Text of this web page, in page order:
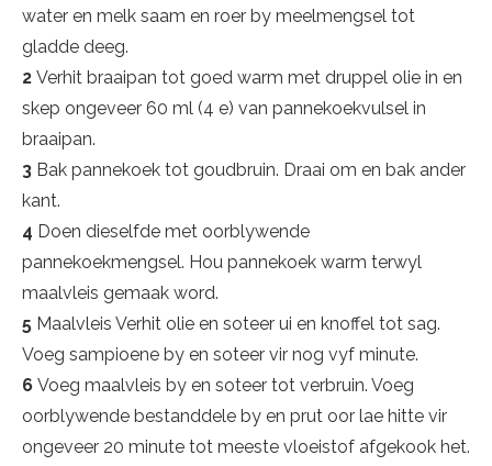
water en melk saam en roer by meelmengsel tot
gladde deeg.
2 Verhit braaipan tot goed warm met druppel olie in en
skep ongeveer 60 ml (4 e) van pannekoekvulsel in
braaipan.
3 Bak pannekoek tot goudbruin. Draai om en bak ander
kant.
4 Doen dieselfde met oorblywende
pannekoekmengsel. Hou pannekoek warm terwyl
maalvleis gemaak word.
5 Maalvleis Verhit olie en soteer ui en knoffel tot sag.
Voeg sampioene by en soteer vir nog vyf minute.
6 Voeg maalvleis by en soteer tot verbruin. Voeg
oorblywende bestanddele by en prut oor lae hitte vir
ongeveer 20 minute tot meeste vloeistof afgekook het.